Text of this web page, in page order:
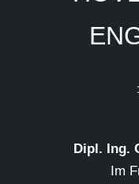
Dipl. Ing.
Im